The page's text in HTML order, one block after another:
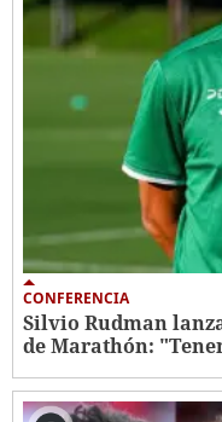
CONFERENCIA
Silvio Rudman
de Marathón: